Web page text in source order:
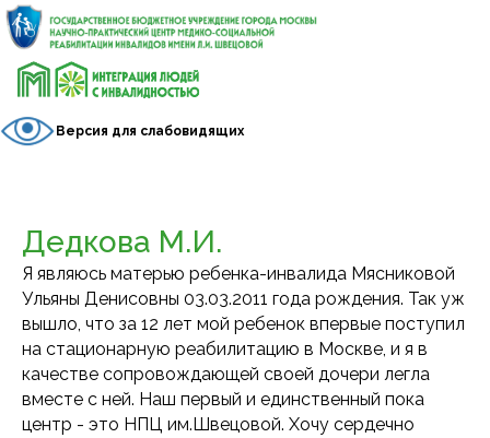
Версия для слабовидящих
Дедкова М.И.
Я являюсь матерью ребенка-инвалида Мясниковой
Ульяны Денисовны 03.03.2011 года рождения. Так уж
вышло, что за 12 лет мой ребенок впервые поступил
на стационарную реабилитацию в Москве, и я в
качестве сопровождающей своей дочери легла
вместе с ней. Наш первый и единственный пока
центр - это НПЦ им.Швецовой. Хочу сердечно